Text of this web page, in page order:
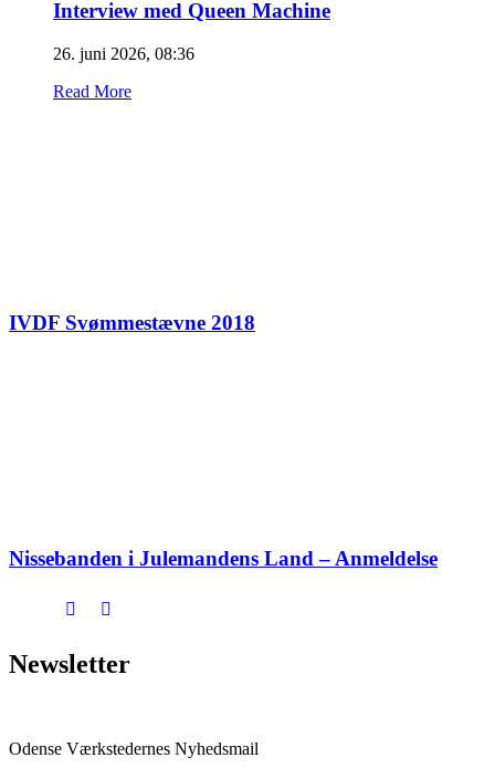
Interview med Queen Machine
26. juni 2026, 08:36
Read More
IVDF Svømmestævne 2018
Nissebanden i Julemandens Land – Anmeldelse
Newsletter
Odense Værkstedernes Nyhedsmail